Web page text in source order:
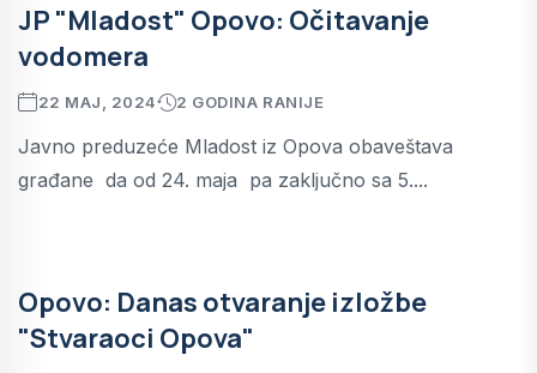
JP "Mladost" Opovo: Očitavanje
vodomera
22 MAJ, 2024 2 GODINA RANIJE
Javno preduzeće Mladost iz Opova obaveštava
građane da od 24. maja pa zaključno sa 5....
Opovo: Danas otvaranje izložbe
"Stvaraoci Opova"